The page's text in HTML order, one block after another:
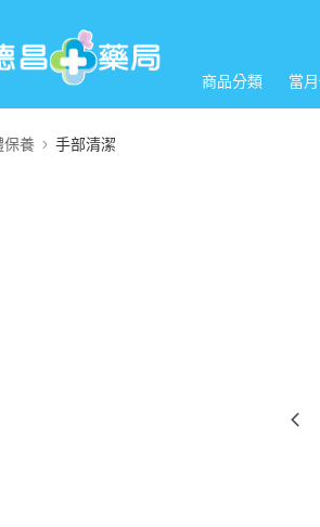
商品分類 當
保養 手部清潔